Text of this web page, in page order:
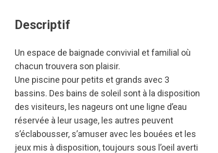
Descriptif
Un espace de baignade convivial et familial où
chacun trouvera son plaisir.
Une piscine pour petits et grands avec 3
bassins. Des bains de soleil sont à la disposition
des visiteurs, les nageurs ont une ligne d’eau
réservée à leur usage, les autres peuvent
s’éclabousser, s’amuser avec les bouées et les
jeux mis à disposition, toujours sous l’oeil averti